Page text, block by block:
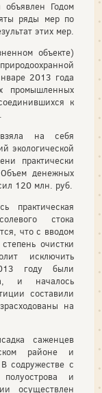
Годом
ряды мер по
этих мер.
объекте)
2013 года
промышленных
к
на себя
экологической
практически
денежных
120 млн. руб.
практическая
стока
что с вводом
очистки
исключить
году были
и началось
составили
на
саженцев
районе и
содружестве с
и
осуществлен